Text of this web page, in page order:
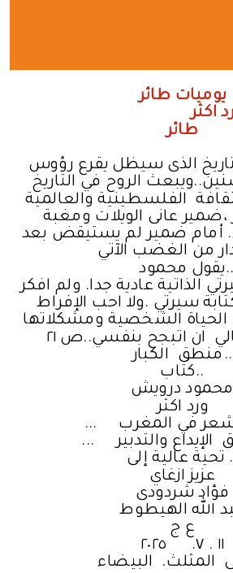
يوميات طائر
اكثر
طائر
الذى سيظل يقرع رؤوس
الروح في التاريخ
عانى الويلات ومغبة
يقول محمود..
الذاتية عادية جدا. ولم افكر
سيرتي .ولا احب الإفراط
الشخصية ومشكلاتها
ان اتبجح بنفسي..ص ٢١
منطق الكبار..
كتاب..
محمود درويش
ورد اكثر
في المغرب
..
عزيز ازغاي
فؤاد شردودى
الله الهيطوط
ع ج
١١ . ٧. ٢٠٢٥
المثلث. البيضاء